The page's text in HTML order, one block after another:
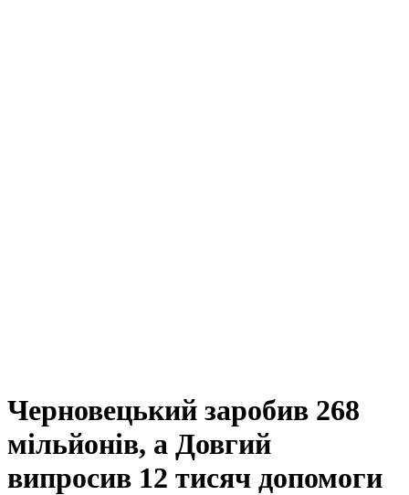
Черновецький заробив 268
мільйонів, а Довгий
випросив 12 тисяч допомоги